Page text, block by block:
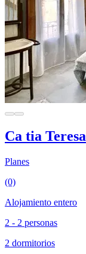
Ca tia Teresa
Planes
(0)
Alojamiento entero
2 - 2 personas
2 dormitorios